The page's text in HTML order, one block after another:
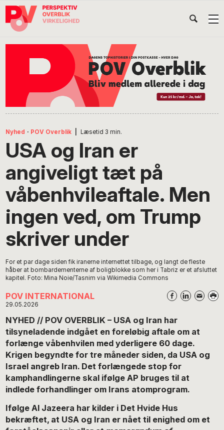
Gå
direkte
Skip
indhold
Gå
direkte
Nyhed · POV Overblik Læsetid 3 min.
USA og Iran er
angiveligt tæt på
våbenhvileaftale. Men
ingen ved, om Trump
skriver under
For et par dage siden fik iranerne internettet tilbage, og langt de fleste
håber at bombardementerne af boligblokke som her i Tabriz er et afsluttet
kapitel. Foto: Mina Noie/Tasnim via Wikimedia Commons
POV INTERNATIONAL
29.05.2026
NYHED // POV OVERBLIK – USA og Iran har
tilsyneladende indgået en foreløbig aftale om at
forlænge våbenhvilen med yderligere 60 dage.
Krigen begyndte for tre måneder siden, da USA og
Israel angreb Iran. Det forlængede stop for
kamphandlingerne skal ifølge AP bruges til at
indlede forhandlinger om Irans atomprogram.
Ifølge Al Jazeera har kilder i Det Hvide Hus
bekræftet, at USA og Iran er nået til enighed om et